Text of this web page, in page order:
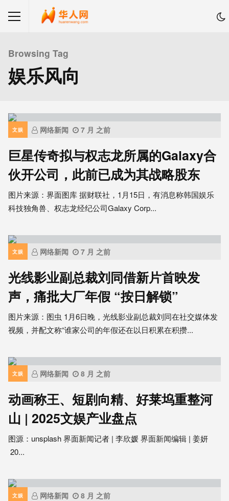
Browsing Tag
娱乐风向
文娱 网络新闻 7 月 之前
巨星传奇拟与权志龙所属的Galaxy合
伙开公司，此前已成为其战略股东
图片来源：界面图库 据财联社，1月15日，有消息称韩国娱乐
科技独角兽、权志龙经纪公司Galaxy Corp...
文娱 网络新闻 7 月 之前
光线影业副总裁刘同借新片首映发
声，痛批大厂年假 “按日解锁”
图片来源：图虫 1月6日晚，光线影业副总裁刘同在社交媒体发
视频，并配文称“谁家公司的年假还在以日积累在积攒...
文娱 网络新闻 8 月 之前
动画称王、短剧向精、好莱坞重整河
山 | 2025文娱产业盘点
图源：unsplash 界面新闻记者 | 李欣媛 界面新闻编辑 | 姜妍
20...
文娱 网络新闻 8 月 之前